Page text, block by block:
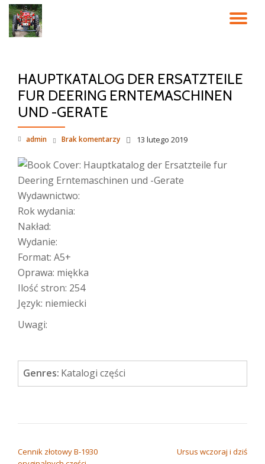
Przeskocz
HAUPTKATALOG DER ERSATZTEILE
FUR DEERING ERNTEMASCHINEN
UND -GERATE
admin 13 lutego 2019
Brak komentarzy
Wydawnictwo:
Rok wydania:
Nakład:
Wydanie:
Format: A5+
Oprawa: miękka
Ilość stron: 254
Język: niemiecki
Uwagi:
Genres: Katalogi części
Cennik złotowy B-1930
Ursus wczoraj i dziś